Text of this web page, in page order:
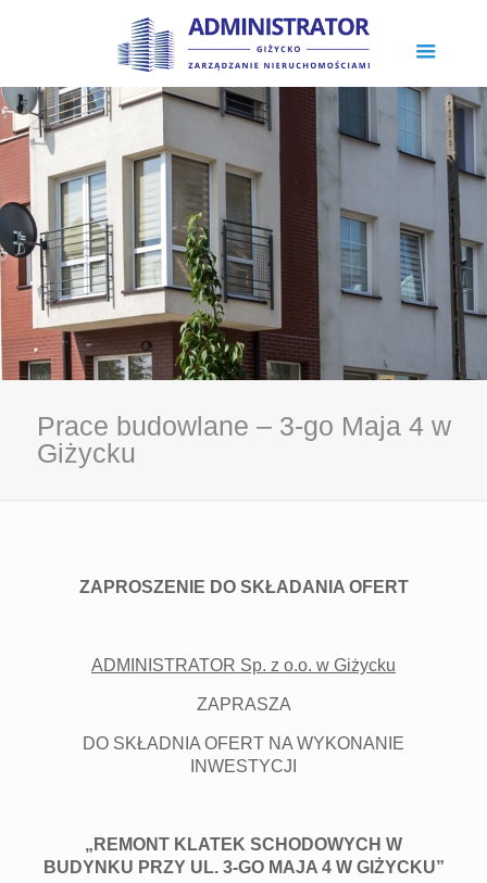
Prace budowlane – 3-go Maja 4 w
Giżycku
ZAPROSZENIE DO SKŁADANIA OFERT
ADMINISTRATOR Sp. z o.o. w Giżycku
ZAPRASZA
DO SKŁADNIA OFERT NA WYKONANIE
INWESTYCJI
„REMONT KLATEK SCHODOWYCH W
BUDYNKU PRZY UL. 3-GO MAJA 4 W GIŻYCKU”